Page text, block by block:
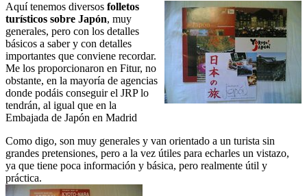
Aquí tenemos diversos folletos
turísticos sobre Japón, muy
generales, pero con los detalles
básicos a saber y con detalles
importantes que conviene recordar.
Me los proporcionaron en Fitur, no
obstante, en la mayoría de agencias
donde podáis conseguir el JRP lo
tendrán, al igual que en la
Embajada de Japón en Madrid
Como digo, son muy generales y van orientado a un turista sin
grandes pretensiones, pero a la vez útiles para echarles un vistazo,
ya que tiene poca información y básica, pero realmente útil y
práctica.